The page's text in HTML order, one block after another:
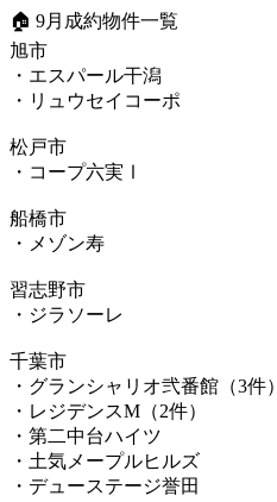
🏠 9月成約物件一覧
旭市
・エスパール干潟
・リュウセイコーポ
松戸市
・コープ六実Ⅰ
船橋市
・メゾン寿
習志野市
・ジラソーレ
千葉市
・グランシャリオ弐番館（3件）
・レジデンスM（2件）
・第二中台ハイツ
・土気メープルヒルズ
・デューステージ誉田